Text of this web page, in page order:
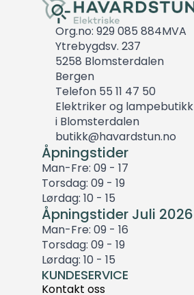
Org.no: 929 085 884MVA
Ytrebygdsv. 237
5258 Blomsterdalen
Bergen
Telefon 55 11 47 50
Elektriker og lampebutikk
i Blomsterdalen
butikk@havardstun.no
Åpningstider
Man-Fre: 09 - 17
Torsdag: 09 - 19
Lørdag: 10 - 15
Åpningstider Juli 2026
Man-Fre: 09 - 16
Torsdag: 09 - 19
Lørdag: 10 - 15
KUNDESERVICE
Kontakt oss